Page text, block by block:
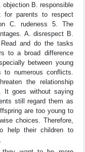
B. responsible
for parents to respect
C. rudeness 5. The
A. disrespect B.
and do the tasks
to a broad difference
between young
to numerous conflicts.
the relationship
It goes without saying
still regard them as
are too young to
choices. Therefore,
help their children to